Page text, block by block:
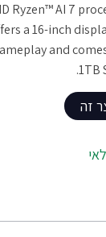
Ryzen™ AI 7
a 16-inch
and
1TB
זה